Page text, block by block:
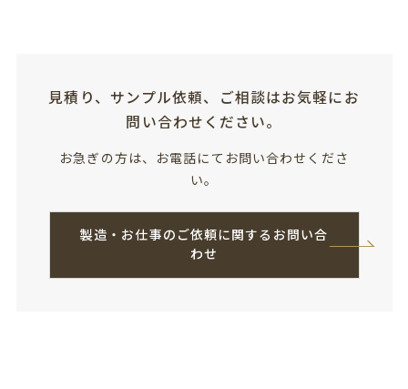
見積り、サンプル依頼、ご相談はお気軽にお
問い合わせください。
お急ぎの方は、お電話にてお問い合わせくださ
い。
製造・お仕事のご依頼に関するお問い合
わせ